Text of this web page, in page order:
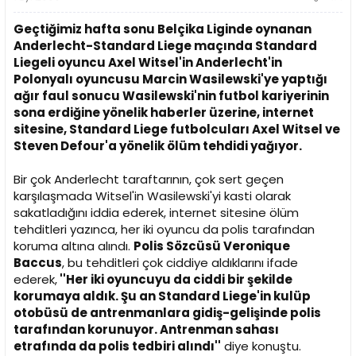
l
a
t
a
n
t
a
r
i
h
i
Geçtiğimiz hafta sonu Belçika Liginde oynanan
Anderlecht-Standard Liege maçında Standard
Liegeli oyuncu Axel Witsel'in Anderlecht'in
Polonyalı oyuncusu Marcin Wasilewski'ye yaptığı
ağır faul sonucu Wasilewski'nin futbol kariyerinin
sona erdiğine yönelik haberler üzerine, internet
sitesine, Standard Liege futbolcuları Axel Witsel ve
Steven Defour'a yönelik ölüm tehdidi yağıyor.
Bir çok Anderlecht taraftarının, çok sert geçen
karşılaşmada Witsel'in Wasilewski'yi kasti olarak
sakatladığını iddia ederek, internet sitesine ölüm
tehditleri yazınca, her iki oyuncu da polis tarafından
koruma altına alındı. Polis Sözcüsü Veronique
Baccus, bu tehditleri çok ciddiye aldıklarını ifade
ederek,''Her iki oyuncuyu da ciddi bir şekilde
korumaya aldık. Şu an Standard Liege'in kulüp
otobüsü de antrenmanlara gidiş-gelişinde polis
tarafından korunuyor. Antrenman sahası
etrafında da polis tedbiri alındı'' diye konuştu.